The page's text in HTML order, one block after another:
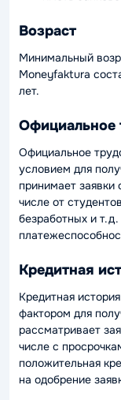
Возраст
Минимальный
Moneyfaktura
лет.
Официальное
Официальное
условием для
принимает заявки
числе от
безработных и
Кредитная
Кредитная
фактором для
рассматривает
числе с
положительная
на одобрение